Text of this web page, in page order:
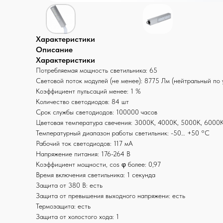
Характеристики
Описание
Характеристики
Потребляемая мощность светильника: 65
Световой поток модулей (не менее): 8775 Лм (нейтральный по
Коэффициент пульсаций менее: 1 %
Количество светодиодов: 84 шт
Срок службы светодиодов: 100000 часов
Цветовая температура свечения: 3000К, 4000К, 5000К, 6000К
Температурный диапазон работы светильник: -50… +50 °С
Рабочий ток светодиодов: 117 мА
Напряжение питания: 176-264 В
Коэффициент мощности, cos φ более: 0,97
Время включения светильника: 1 секунда
Защита от 380 В: есть
Защита от превышения выходного напряжени: есть
Термозащита: есть
Защита от холостого хода: 1